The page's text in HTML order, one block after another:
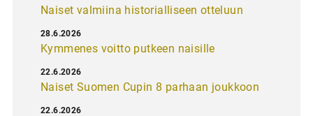
Naiset valmiina historialliseen otteluun
Kymmenes voitto putkeen naisille
28.6.2026
Naiset Suomen Cupin 8 parhaan joukkoon
22.6.2026
22.6.2026